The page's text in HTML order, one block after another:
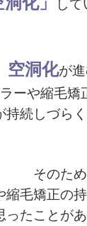
して
空洞化が
ーや縮毛矯
持続しづらく
そのため
縮毛矯正の
ったことが